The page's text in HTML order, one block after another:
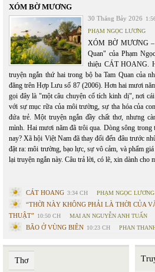
XÓM BỜ MƯƠNG
30 Tháng Bảy 2026
PHẠM NGỌC LƯƠNG
XÓM BỜ MƯƠNG –
Quan" của Phạm
thiệu CÁT HOANG.
truyện ngắn thứ hai trong bộ ba Tam Quan của
đăng trên Hợp Lưu số 87 (2006). Hơn hai mươi
gọi đây là "một câu chuyện cổ tích kinh dị", nơi
với sự mục rữa của môi trường, sự tha hóa của
đứa trẻ. Một truyện ngắn đầy chất thơ, nhưng
mình. Hai mươi năm đã trôi qua. Dòng sông trong
nay? Xã hội Việt Nam đã thay đổi đến đâu trước
đặt ra: môi trường, bạo lực, sự vô cảm, và phẩm
lại truyện ngắn này. Câu trả lời, có lẽ, xin dành cho
CÁT HOANG 3:34 CH PHẠM NGỌC LƯƠNG
“THỜI NÀY KHÔNG PHẢI LÀ THỜI CỦA
THUẬT” 10:50 CH MAI AN NGUYỄN ANH TUẤN
BÃO Ở VÙNG BIÊN 10:23 CH PHAN
Thơ